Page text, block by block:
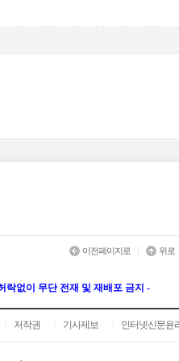
이전페이지로 | 위로
없이 무단 전재 및 재배포 금지 -
저작권 기사제보 인터넷신문윤